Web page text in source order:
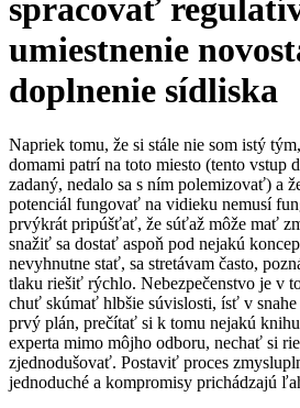
spracovať
umiestnenie
doplnenie sídliska
Napriek tomu, že si stále nie som istý
domami patrí na toto miesto (tento vstup
zadaný, nedalo sa s ním polemizovať) a
potenciál fungovať na vidieku nemusí
prvýkrát pripúšťať, že súťaž môže mať
snažiť sa dostať aspoň pod nejakú
nevyhnutne stať, sa stretávam často,
tlaku riešiť rýchlo. Nebezpečenstvo je v
chuť skúmať hlbšie súvislosti, ísť v
prvý plán, prečítať si k tomu nejakú
experta mimo môjho odboru, nechať si
zjednodušovať. Postaviť proces
jednoduché a kompromisy prichádzajú